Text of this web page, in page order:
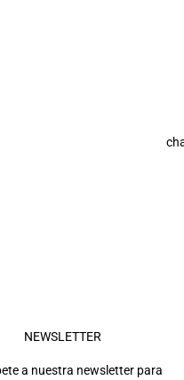
NEWSLETTER
a nuestra newsletter para